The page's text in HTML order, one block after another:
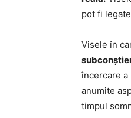
pot fi
Visele în
încercare a
anumite
timpul